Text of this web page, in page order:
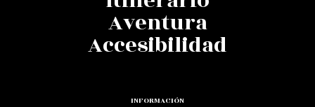
Aventura
Accesibilidad
INFORMACIÓN